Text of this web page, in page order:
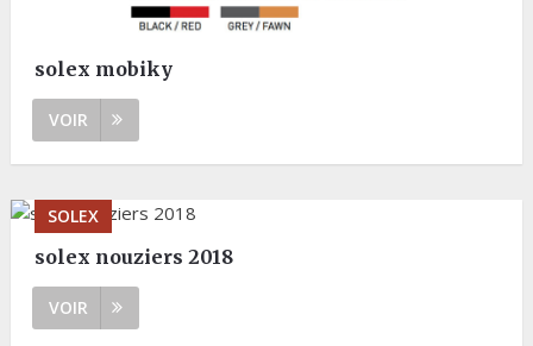
solex mobiky
VOIR
SOLEX
solex nouziers 2018
VOIR